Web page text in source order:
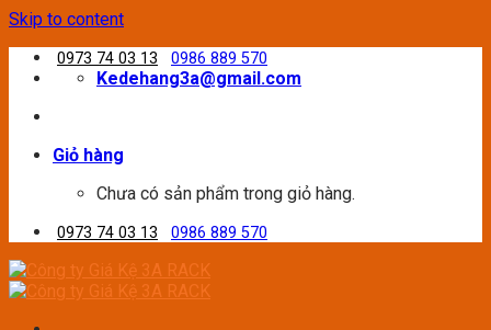
Skip to content
0973 74 03 13 0986 889 570
Kedehang3a@gmail.com
Giỏ hàng
Chưa có sản phẩm trong giỏ hàng.
0973 74 03 13 0986 889 570